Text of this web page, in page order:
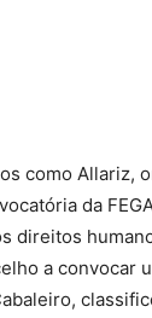
como Allariz,
da
direitos
a convocar